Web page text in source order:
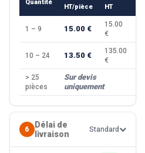
Quantité
HT/pièce
HT
1 – 9 15.00 €
15.00
€
10 – 24 13.50 €
135.00
€
> 25
pièces
Sur devis
uniquement
6
Délai de
livraison
Standard